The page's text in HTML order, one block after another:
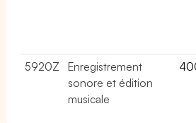
5920Z
Enregistrement
sonore et édition
musicale